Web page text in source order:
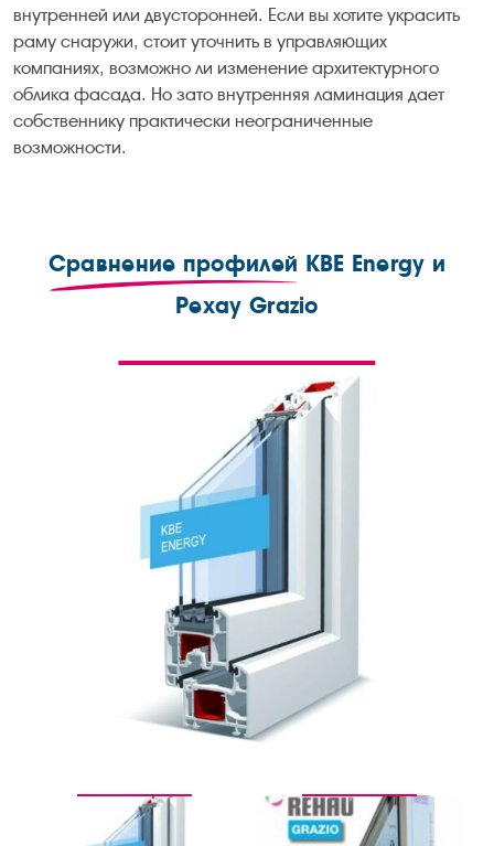
внутренней или двусторонней. Если вы хотите украсить
раму снаружи, стоит уточнить в управляющих
компаниях, возможно ли изменение архитектурного
облика фасада. Но зато внутренняя ламинация дает
собственнику практически неограниченные
возможности.
Сравнение профилей KBE Energy и
Рехау Grazio